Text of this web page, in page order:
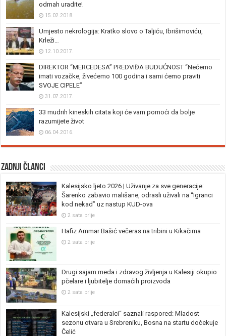
odmah uradite!
15.02.2018.
Umjesto nekrologija: Kratko slovo o Taljiću, Ibrišimoviću,
Krleži…
12.10.2017.
DIREKTOR “MERCEDESA” PREDVIĐA BUDUĆNOST “Nećemo
imati vozačke, živećemo 100 godina i sami ćemo praviti
SVOJE CIPELE”
31.07.2017.
33 mudrih kineskih citata koji će vam pomoći da bolje
razumijete život
06.04.2016.
Zadnji članci
Kalesijsko ljeto 2026 | Uživanje za sve generacije:
Šarenko zabavio mališane, odrasli uživali na “Igranci
kod nekad” uz nastup KUD-ova
2 sata prije
Hafiz Ammar Bašić večeras na tribini u Kikačima
2 sata prije
Drugi sajam meda i zdravog življenja u Kalesiji okupio
pčelare i ljubitelje domaćih proizvoda
2 sata prije
Kalesijski „federalci“ saznali raspored: Mladost
sezonu otvara u Srebreniku, Bosna na startu dočekuje
Čelić